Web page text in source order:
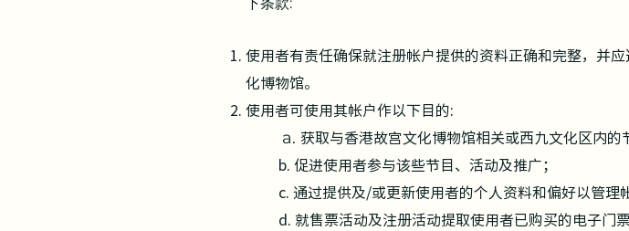
使用者有责任确保就注册帐户提供的资料正确和完整，并
化博物馆。
使用者可使用其帐户作以下目的:
a. 获取与香港故宫文化博物馆相关或西九文化区内的
​b. 促进使用者参与该些节目、活动及推广；
c. 通过提供及/或更新使用者的个人资料和偏好以管理帐
d. 就售票活动及注册活动提取使用者已购买的电子门票